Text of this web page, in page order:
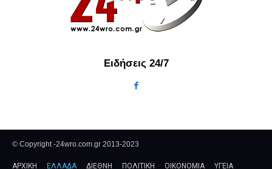
Ειδήσεις 24/7
© Copyright -24wro.com.gr 2013-2023
ΑΡΧΙΚΗ ΕΛΛΑΔΑ ΔΙΕΘΝΗ ΠΟΛΙΤΙΚΗ ΟΙΚΟΝΟΜΙΑ ΥΓΕΙΑ